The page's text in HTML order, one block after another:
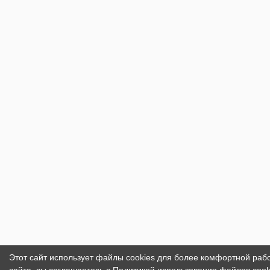
Этот сайт использует файлы cookies для более комфортной